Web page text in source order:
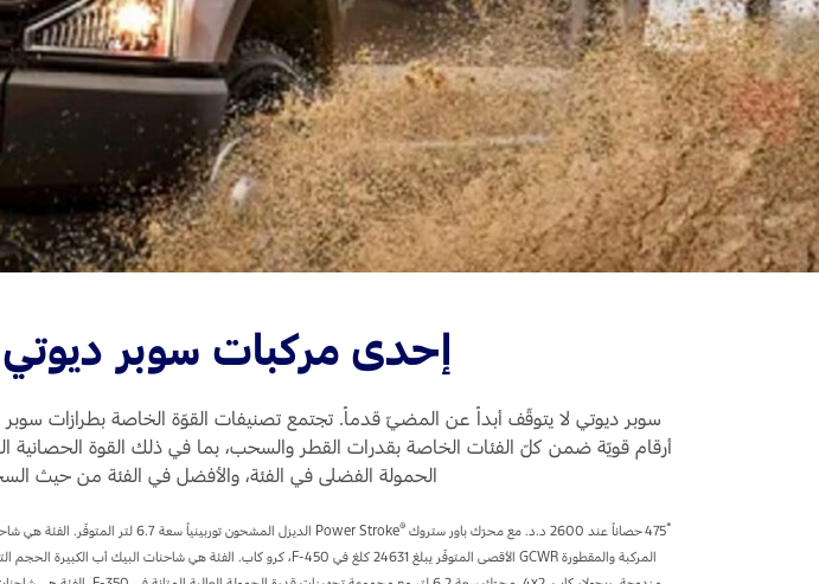
Jordan
Kuwait
Lebanon
Oman
Saudi Arabia
United Arab Emirates
Yemen
قطع غيار فورد الأصلية
موتوركرافت
قطع مقلدة
اتصل بنا
البحث عن الوكيل
الأسئلة الشائعة
إحدى مركبات سوبر ديوتي
سوبر ديوتي لا يتوقّف أبداً عن المضيّ قدماً. تجتمع تصنيفات القوّة الخاصة بطرازات سوبر
الحمولة الفضلى في الفئة، والأفضل في الفئة من حيث
*
®